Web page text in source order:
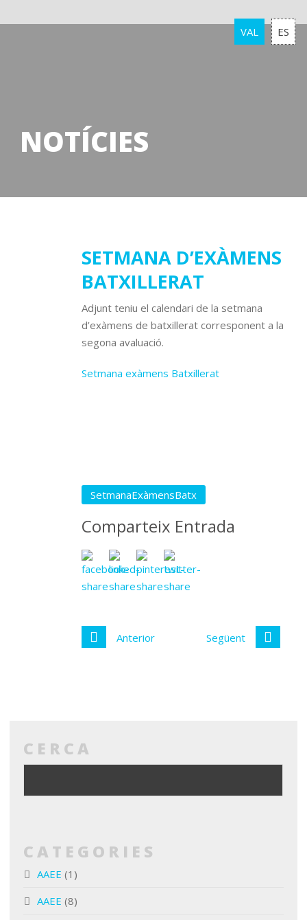
VAL ES
NOTÍCIES
SETMANA D’EXÀMENS
BATXILLERAT
Adjunt teniu el calendari de la setmana
d’exàmens de batxillerat corresponent a la
segona avaluació.
Setmana exàmens Batxillerat
SetmanaExàmensBatx
Comparteix Entrada
Anterior Següent
CERCA
CATEGORIES
AAEE (1)
AAEE (8)